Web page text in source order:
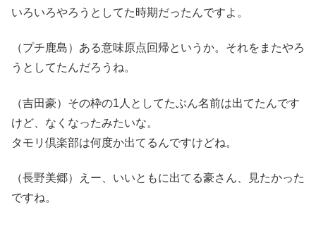
いろいろやろうとしてた時期だったんですよ。
（プチ鹿島）ある意味原点回帰というか。それをまたやろ
うとしてたんだろうね。
（吉田豪）その枠の1人としてたぶん名前は出てたんです
けど、なくなったみたいな。
タモリ倶楽部は何度か出てるんですけどね。
（長野美郷）えー、いいともに出てる豪さん、見たかった
ですね。